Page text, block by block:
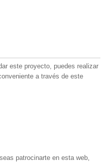
este proyecto, puedes realizar
a través de este
patrocinarte en esta web,